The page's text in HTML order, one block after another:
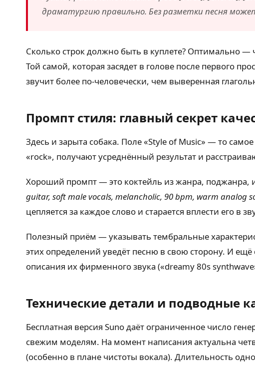
драматургию правильно. Без разметки песня
Сколько строк должно быть в куплете? Оптимально
Той самой, которая засядет в голове после первого
звучит более по-человечески, чем выверенная
Промпт стиля: главный секрет
Здесь и зарыта собака. Поле «Style of Music» — то
«rock», получают усреднённый результат и
Хороший промпт — это коктейль из жанра, поджанра,
guitar, soft male vocals, melancholic, 90 bpm, warm
цепляется за каждое слово и старается вплести его в
Полезный приём — указывать тембральные
этих определений уведёт песню в свою сторону. И
описания их фирменного звука («dreamy 80s
Технические детали и подводные
Бесплатная версия Suno даёт ограниченное число
свежим моделям. На момент написания актуальна
(особенно в плане чистоты вокала). Длительность